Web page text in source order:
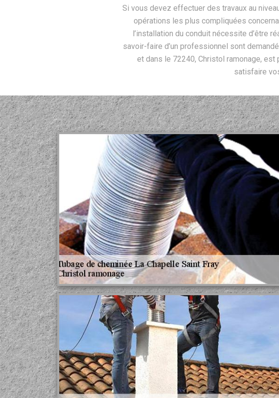
Si vous devez effectuer des travaux au
opérations les plus compliquées
l’installation du conduit nécessite d’être
savoir-faire d’un professionnel sont
et dans le 72240, Christol ramonage,
satisfaire